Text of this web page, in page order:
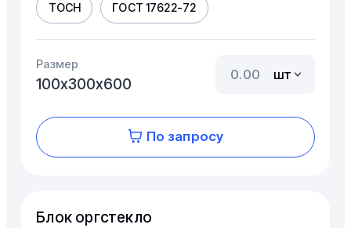
ТОСН ГОСТ 17622-72
Размер
100х300х600
шт
По запросу
Блок оргстекло